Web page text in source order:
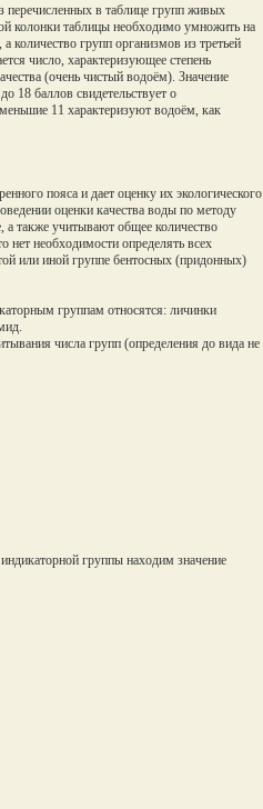
перечисленных в таблице групп живых
колонки таблицы необходимо умножить на
групп организмов из третьей
число, характеризующее степень
(очень чистый водоём). Значение
18 баллов свидетельствует о
11 характеризуют водоём, как
пояса и дает оценку их экологического
оценки качества воды по методу
также учитывают общее количество
необходимости определять всех
или иной группе бентосных (придонных)
группам относятся: личинки
числа групп (определения до вида не
группы находим значение